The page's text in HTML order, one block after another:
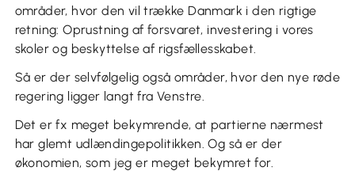
områder, hvor den vil trække Danmark i den rigtige
retning: Oprustning af forsvaret, investering i vores
skoler og beskyttelse af rigsfællesskabet.
Så er der selvfølgelig også områder, hvor den nye røde
regering ligger langt fra Venstre.
Det er fx meget bekymrende, at partierne nærmest
har glemt udlændingepolitikken. Og så er der
økonomien, som jeg er meget bekymret for.